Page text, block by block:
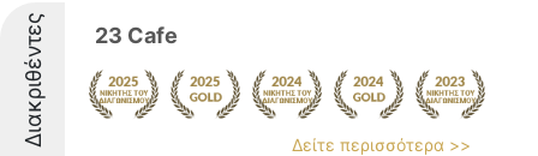
Διακριθέντες 23 Cafe
Δείτε περισσότερα >>